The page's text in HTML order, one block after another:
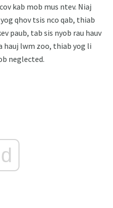
kab mob mus ntev. Niaj
qhov tsis nco qab, thiab
paub, tab sis nyob rau hauv
hauj lwm zoo, thiab yog li
neglected.